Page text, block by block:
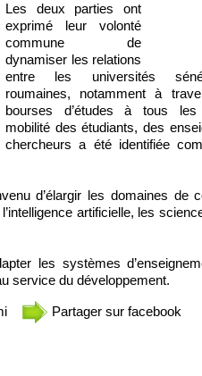
Les deux parties ont
exprimé leur volonté
commune de
dynamiser les relations
entre les universités
roumaines, notamment à
bourses d’études à tous
mobilité des étudiants, des
chercheurs a été identifiée
d’élargir les domaines de
artificielle, les
les systèmes
service du développement.
Partager sur facebook